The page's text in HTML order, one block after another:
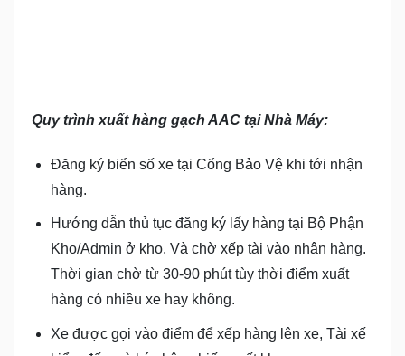
Quy trình xuất hàng gạch AAC tại Nhà Máy:
Đăng ký biển số xe tại Cổng Bảo Vệ khi tới nhận
hàng.
Hướng dẫn thủ tục đăng ký lấy hàng tại Bộ Phận
Kho/Admin ở kho. Và chờ xếp tài vào nhận hàng.
Thời gian chờ từ 30-90 phút tùy thời điểm xuất
hàng có nhiều xe hay không.
Xe được gọi vào điểm để xếp hàng lên xe, Tài xế